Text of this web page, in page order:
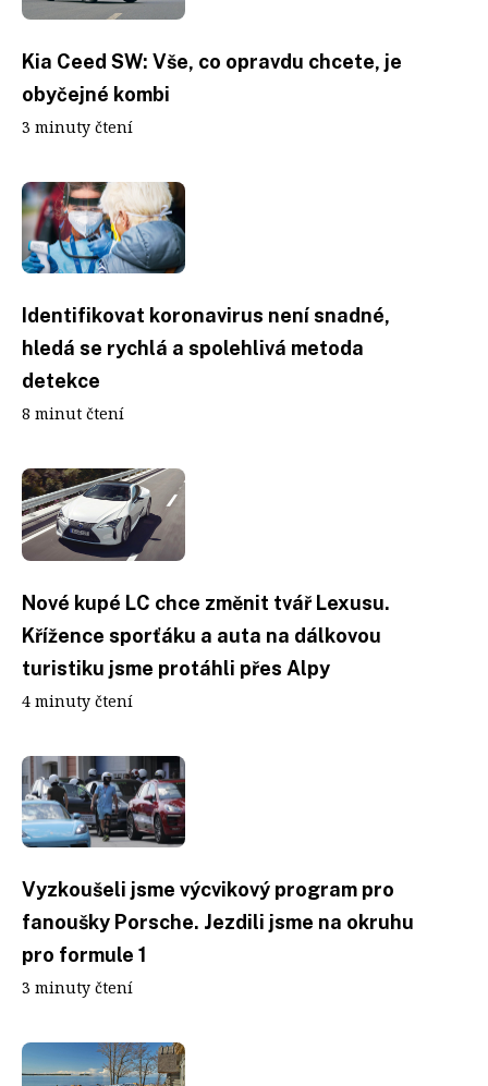
Kia Ceed SW: Vše, co opravdu chcete, je
obyčejné kombi
3 minuty čtení
Identifikovat koronavirus není snadné,
hledá se rychlá a spolehlivá metoda
detekce
8 minut čtení
Nové kupé LC chce změnit tvář Lexusu.
Křížence sporťáku a auta na dálkovou
turistiku jsme protáhli přes Alpy
4 minuty čtení
Vyzkoušeli jsme výcvikový program pro
fanoušky Porsche. Jezdili jsme na okruhu
pro formule 1
3 minuty čtení